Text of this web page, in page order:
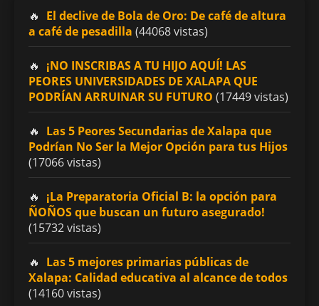
El declive de Bola de Oro: De café de altura
a café de pesadilla (44068 vistas)
¡NO INSCRIBAS A TU HIJO AQUÍ! LAS
PEORES UNIVERSIDADES DE XALAPA QUE
PODRÍAN ARRUINAR SU FUTURO (17449 vistas)
Las 5 Peores Secundarias de Xalapa que
Podrían No Ser la Mejor Opción para tus Hijos
(17066 vistas)
¡La Preparatoria Oficial B: la opción para
ÑOÑOS que buscan un futuro asegurado!
(15732 vistas)
Las 5 mejores primarias públicas de
Xalapa: Calidad educativa al alcance de todos
(14160 vistas)